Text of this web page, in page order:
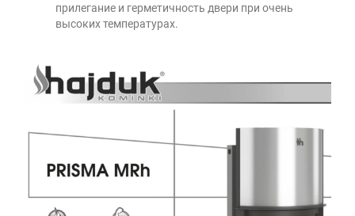
прилегание и герметичность двери при очень
высоких температурах.